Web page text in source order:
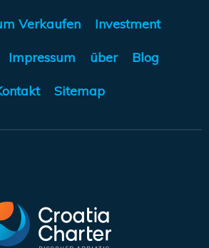
Verkaufen Investment
Impressum über Blog
Sitemap